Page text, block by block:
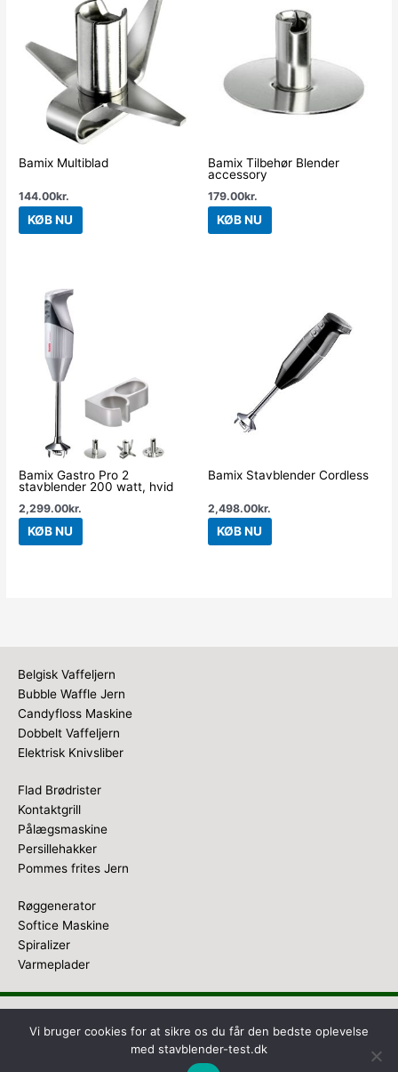
Bamix Multiblad
144.00kr.
KØB NU
Bamix Tilbehør Blender
accessory
179.00kr.
KØB NU
Bamix Gastro Pro 2
stavblender 200 watt, hvid
2,299.00kr.
KØB NU
Bamix Stavblender Cordless
2,498.00kr.
KØB NU
Belgisk Vaffeljern
Bubble Waffle Jern
Candyfloss Maskine
Dobbelt Vaffeljern
Elektrisk Knivsliber
Flad Brødrister
Kontaktgrill
Pålægsmaskine
Persillehakker
Pommes frites Jern
Røggenerator
Softice Maskine
Spiralizer
Varmeplader
Copyright © 2026 Stavblender Test
Vi bruger cookies for at sikre os du får den bedste oplevelse
med stavblender-test.dk